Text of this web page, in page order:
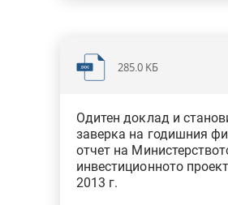
285.0 KБ
Одитен доклад и
заверка на годишния
отчет на
инвестиционното
2013 г.